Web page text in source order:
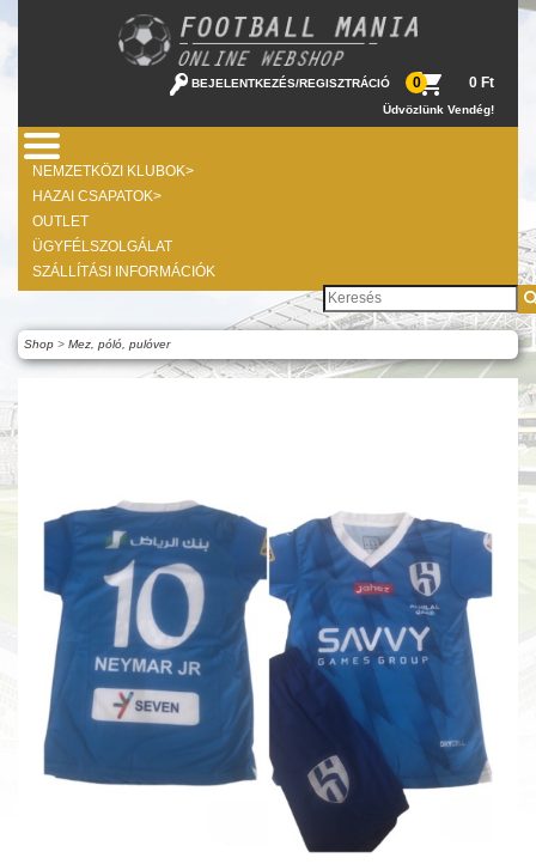
BEJELENTKEZÉS/REGISZTRÁCIÓ 0 0 Ft
Üdvözlünk Vendég!
NEMZETKÖZI KLUBOK>
HAZAI CSAPATOK>
OUTLET
ÜGYFÉLSZOLGÁLAT
SZÁLLÍTÁSI INFORMÁCIÓK
Shop > Mez, póló, pulóver